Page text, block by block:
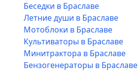
Беседки в Браславе
Летние души в Браславе
Мотоблоки в Браславе
Культиваторы в Браславе
Минитрактора в Браславе
Бензогенераторы в Браславе